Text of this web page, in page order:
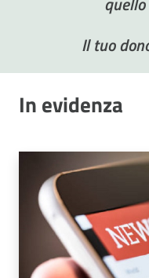
Il tuo
In evidenza